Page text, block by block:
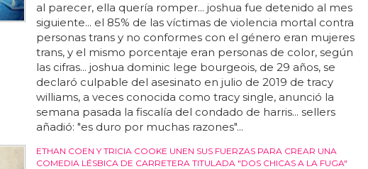
al parecer, ella quería romper... joshua fue detenido al mes
siguiente... el 85% de las víctimas de violencia mortal contra
personas trans y no conformes con el género eran mujeres
trans, y el mismo porcentaje eran personas de color, según
las cifras... joshua dominic lege bourgeois, de 29 años, se
declaró culpable del asesinato en julio de 2019 de tracy
williams, a veces conocida como tracy single, anunció la
semana pasada la fiscalía del condado de harris... sellers
añadió: "es duro por muchas razones"...
ETHAN COEN Y TRICIA COOKE UNEN SUS FUERZAS PARA CREAR UNA
COMEDIA LÉSBICA DE CARRETERA TITULADA "DOS CHICAS A LA FUGA"